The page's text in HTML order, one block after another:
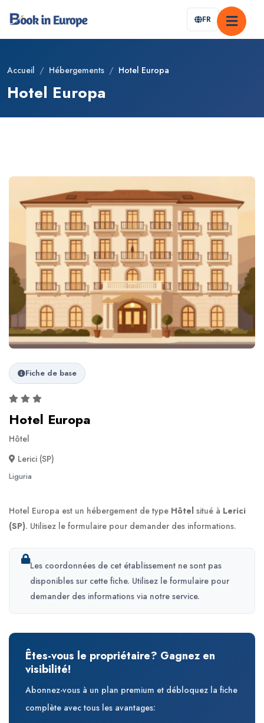
FR
Accueil / Hébergements / Hotel Europa
Hotel Europa
Fiche de base
Hotel Europa
Hôtel
Lerici (SP)
Liguria
Hotel Europa est un hébergement de type Hôtel situé à Lerici
(SP). Utilisez le formulaire pour demander des informations.
Les coordonnées de cet établissement ne sont pas
disponibles sur cette fiche. Utilisez le formulaire pour
demander des informations via notre service.
Êtes-vous le propriétaire? Gagnez en
visibilité!
Abonnez-vous à un plan premium et débloquez la fiche
complète avec tous les avantages: